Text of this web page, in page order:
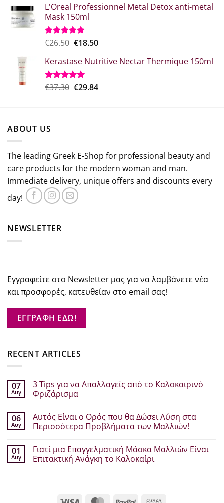
what:
€18.00.
τιμή
L'Oreal Professionnel Metal Detox anti-metal
Mask 150ml
Rated5.00
€26.50 Original
was:
€26.50.
€18.50Η
τιμή
€18.50.
Kerastase Nutritive Nectar Thermique 150ml
Rated5.00
€37.30 Original
€29.84Η
ABOUT US
The leading Greek E-Shop for professional beauty and
care products for the modern woman and man.
Immediate delivery, unique offers and discounts every
day!
NEWSLETTER
Εγγραφείτε στο Newsletter μας για να λαμβάνετε νέα
και προσφορές, κατευθείαν στο email σας!
ΕΓΓΡΑΦΗ ΕΔΩ!
RECENT ARTICLES
07
Αυγ
3 Tips για να Απαλλαγείς από το Καλοκαιρινό
Φριζάρισμα
σχόλια
στο
3
να
Απαλλαγείς
από
06
Αυγ
Αυτός Είναι ο Ορός που θα Δώσει Λύση στα
Περισσότερα Προβλήματα των Μαλλιών!
σχόλια
στο
Αυτός
01
Αυγ
Γιατί μια Επαγγελματική Μάσκα Μαλλιών Είναι
Επιτακτική Ανάγκη το Καλοκαίρι